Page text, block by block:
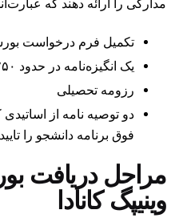
مدارکی را ارائه دهند که
تکمیل فرم درخواست
یک انگیزه‌نامه در حدود ۲۵۰ الی ۵۰۰ کلمه
رزومه تحصیلی
دو توصیه نامه از
فوق برنامه دانشجو را
مراحل دریافت
وینیپگ کانادا